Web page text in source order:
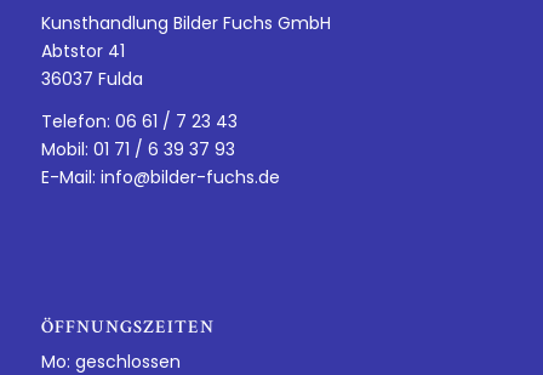
Kunsthandlung Bilder Fuchs GmbH
Abtstor 41
36037 Fulda
Telefon: 06 61 / 7 23 43
Mobil: 01 71 / 6 39 37 93
E-Mail: info@bilder-fuchs.de
ÖFFNUNGSZEITEN
Mo: geschlossen